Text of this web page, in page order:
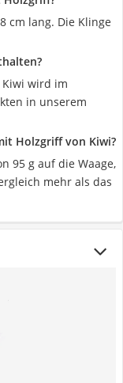
cm lang. Die Klinge
Kiwi wird im
in unserem
Holzgriff von Kiwi?
95 g auf die Waage,
mehr als das